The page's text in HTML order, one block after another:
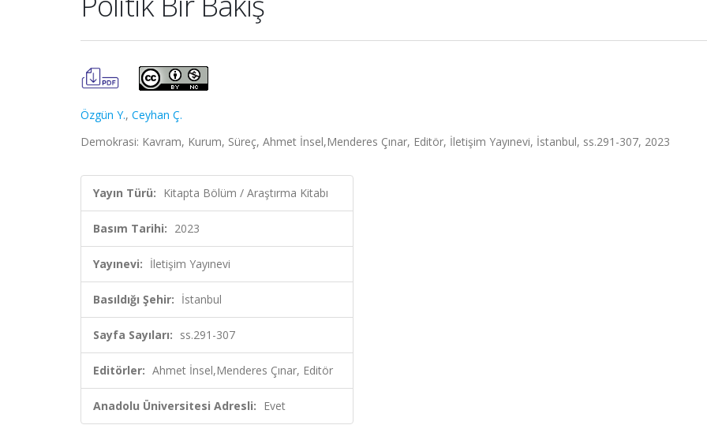
Özgün Y., Ceyhan Ç.
Demokrasi: Kavram, Kurum, Süreç, Ahmet İnsel,Menderes Çınar, Editör, İletişim Yayınevi, İstanbul, ss.291-307, 2023
Yayın Türü: Kitapta Bölüm / Araştırma Kitabı
Basım Tarihi: 2023
Yayınevi: İletişim Yayınevi
Basıldığı Şehir: İstanbul
Sayfa Sayıları: ss.291-307
Editörler: Ahmet İnsel,Menderes Çınar, Editör
Anadolu Üniversitesi Adresli: Evet